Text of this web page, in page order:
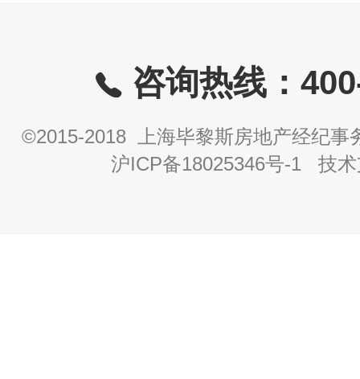
咨询热线：
©2015-2018 上海毕黎斯房地产经纪事
沪ICP备18025346号-1 技术